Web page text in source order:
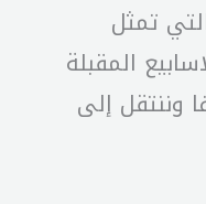
تمثل
المقبلة
وننتقل إلى